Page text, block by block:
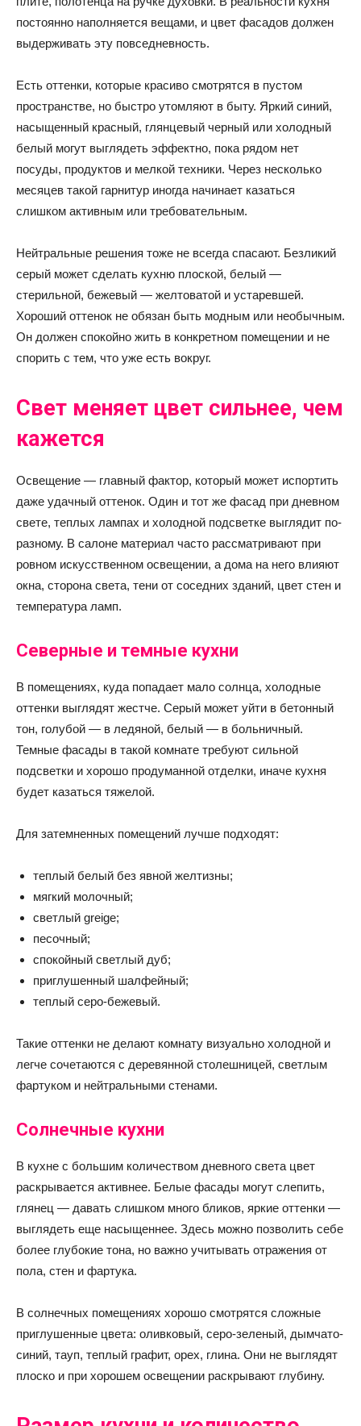
постоянно наполняется вещами, и цвет фасадов должен
выдерживать эту повседневность.
Есть оттенки, которые красиво смотрятся в пустом
пространстве, но быстро утомляют в быту. Яркий синий,
насыщенный красный, глянцевый черный или холодный
белый могут выглядеть эффектно, пока рядом нет
посуды, продуктов и мелкой техники. Через несколько
месяцев такой гарнитур иногда начинает казаться
слишком активным или требовательным.
Нейтральные решения тоже не всегда спасают. Безликий
серый может сделать кухню плоской, белый —
стерильной, бежевый — желтоватой и устаревшей.
Хороший оттенок не обязан быть модным или необычным.
Он должен спокойно жить в конкретном помещении и не
спорить с тем, что уже есть вокруг.
Свет меняет цвет сильнее, чем
кажется
Освещение — главный фактор, который может испортить
даже удачный оттенок. Один и тот же фасад при дневном
свете, теплых лампах и холодной подсветке выглядит по-
разному. В салоне материал часто рассматривают при
ровном искусственном освещении, а дома на него влияют
окна, сторона света, тени от соседних зданий, цвет стен и
температура ламп.
Северные и темные кухни
В помещениях, куда попадает мало солнца, холодные
оттенки выглядят жестче. Серый может уйти в бетонный
тон, голубой — в ледяной, белый — в больничный.
Темные фасады в такой комнате требуют сильной
подсветки и хорошо продуманной отделки, иначе кухня
будет казаться тяжелой.
Для затемненных помещений лучше подходят:
теплый белый без явной желтизны;
мягкий молочный;
светлый greige;
песочный;
спокойный светлый дуб;
приглушенный шалфейный;
теплый серо-бежевый.
Такие оттенки не делают комнату визуально холодной и
легче сочетаются с деревянной столешницей, светлым
фартуком и нейтральными стенами.
Солнечные кухни
В кухне с большим количеством дневного света цвет
раскрывается активнее. Белые фасады могут слепить,
глянец — давать слишком много бликов, яркие оттенки —
выглядеть еще насыщеннее. Здесь можно позволить себе
более глубокие тона, но важно учитывать отражения от
пола, стен и фартука.
В солнечных помещениях хорошо смотрятся сложные
приглушенные цвета: оливковый, серо-зеленый, дымчато-
синий, тауп, теплый графит, орех, глина. Они не выглядят
плоско и при хорошем освещении раскрывают глубину.